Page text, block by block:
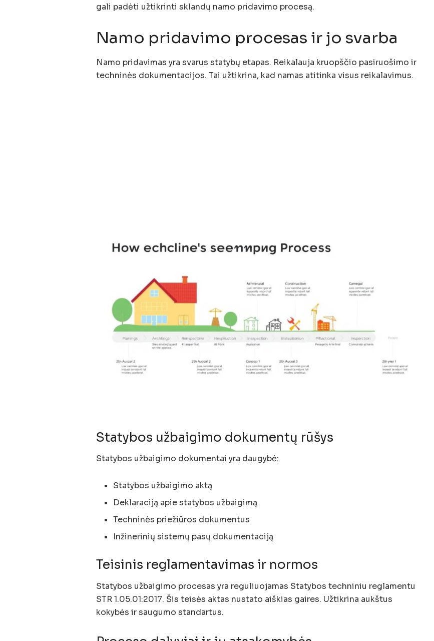
gali padėti užtikrinti sklandų namo pridavimo procesą.
Namo pridavimo procesas ir jo svarba
Namo pridavimas yra svarus statybų etapas. Reikalauja kruopščio pasiruošimo ir
techninės dokumentacijos. Tai užtikrina, kad namas atitinka visus reikalavimus.
Statybos užbaigimo dokumentų rūšys
Statybos užbaigimo dokumentai yra daugybė:
Statybos užbaigimo aktą
Deklaraciją apie statybos užbaigimą
Techninės priežiūros dokumentus
Inžinerinių sistemų pasų dokumentaciją
Teisinis reglamentavimas ir normos
Statybos užbaigimo procesas yra reguliuojamas Statybos techniniu reglamentu
STR 1.05.01:2017. Šis teisės aktas nustato aiškias gaires. Užtikrina aukštus
kokybės ir saugumo standartus.